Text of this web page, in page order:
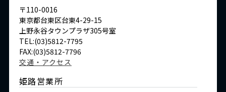
〒110-0016
東京都台東区台東4-29-15
上野永谷タウンプラザ305号室
TEL:(03)5812-7795
FAX:(03)5812-7796
交通・アクセス
姫路営業所